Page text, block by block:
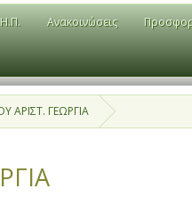
Ανακοινώσεις
ΑΡΙΣΤ. ΓΕΩΡΓΙΑ